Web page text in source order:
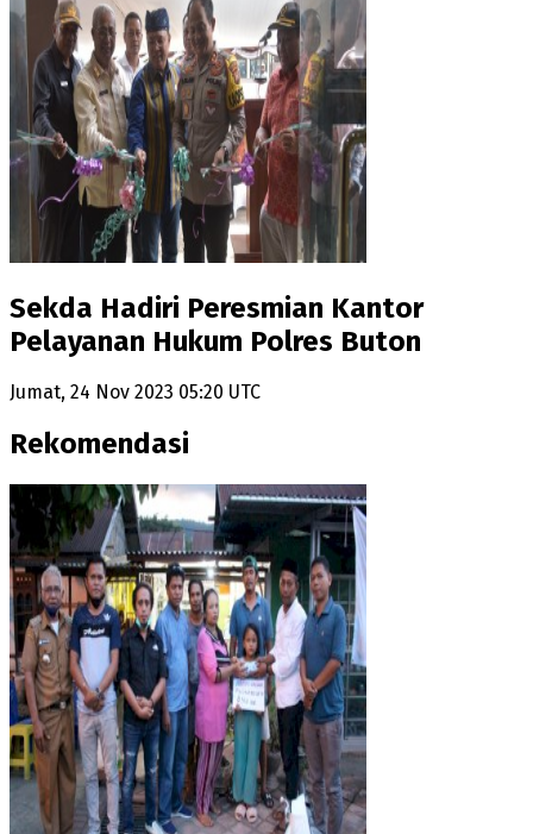
Sekda Hadiri Peresmian Kantor
Pelayanan Hukum Polres Buton
Jumat, 24 Nov 2023 05:20 UTC
Rekomendasi